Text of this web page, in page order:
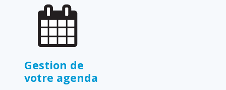
Gestion de
votre agenda